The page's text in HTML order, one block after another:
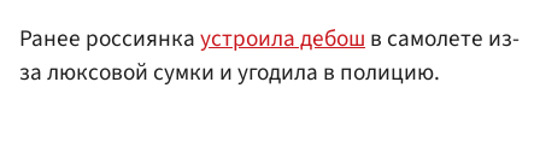
Ранее россиянкаустроила дебошв самолете из-
за люксовой сумки и угодила в полицию.